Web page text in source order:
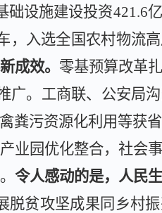
础设施建设投资421.6
，入选全国农村物流
成效。 零基预算改革扎
广。工商联、公安局
粪污资源化利用等获省
业园优化整合， 社会
令人感动的是，人民
脱贫攻坚成果同乡村